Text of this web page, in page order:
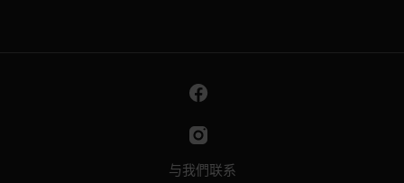
与我們联系